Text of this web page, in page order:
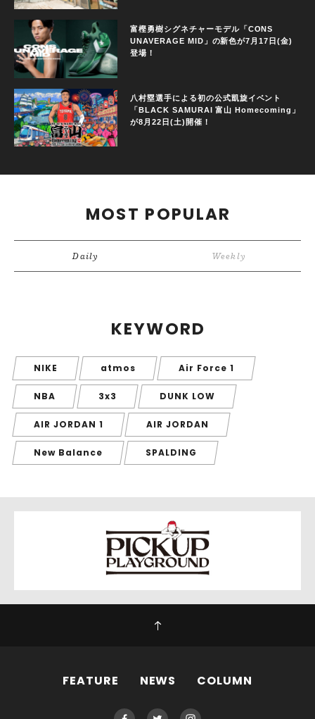
富樫勇樹シグネチャーモデル「CONS
UNAVERAGE MID」の新色が7月17日(金)
登場！
八村塁選手による初の公式凱旋イベント
「BLACK SAMURAI 富山 Homecoming」
が8月22日(土)開催！
MOST POPULAR
Daily Weekly
KEYWORD
NIKE atmos Air Force 1
NBA 3x3 DUNK LOW
AIR JORDAN 1 AIR JORDAN
New Balance SPALDING
FEATURE NEWS COLUMN